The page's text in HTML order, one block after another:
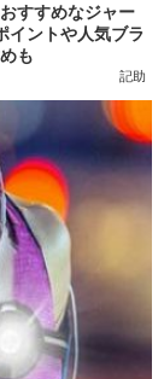
すすめなジャー
イントや人気ブラ
も
記助